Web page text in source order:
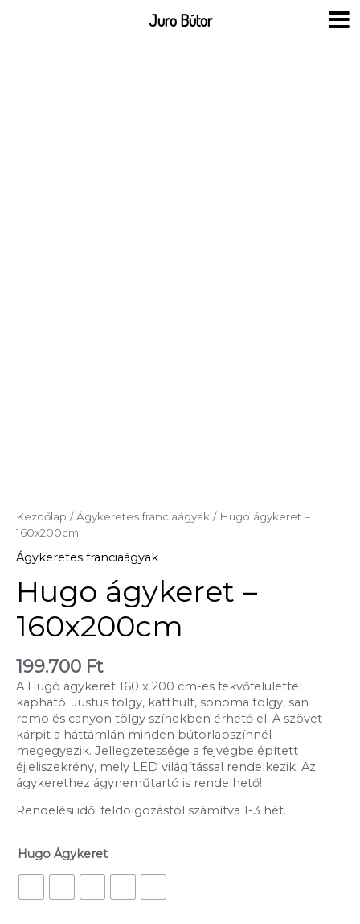
Kezdőlap /Ágykeretes franciaágyak / Hugo ágykeret –
160x200cm
Ágykeretes franciaágyak
Hugo ágykeret –
160x200cm
199.700 Ft
A Hugó ágykeret 160 x 200 cm-es fekvőfelülettel
kapható. Justus tölgy, katthult, sonoma tölgy, san
remo és canyon tölgy színekben érhető el. A szövet
kárpit a háttámlán minden bútorlapszínnél
megegyezik. Jellegzetessége a fejvégbe épített
éjjeliszekrény, mely LED világítással rendelkezik. Az
ágykerethez ágyneműtartó is rendelhető!
Rendelési idő: feldolgozástól számítva 1-3 hét.
Hugo Ágykeret
Juro Bútor